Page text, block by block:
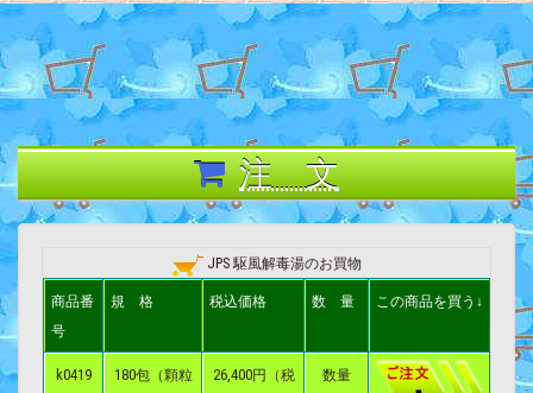
注 文
JPS 駆風解毒湯のお買物
商品番
号
規 格 税込価格 数 量 この商品を買う↓
k0419
180包（顆粒
26,400円（税
数量